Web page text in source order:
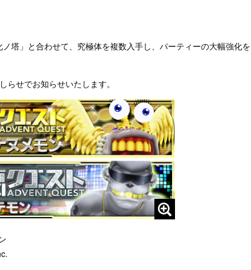
塔」と合わせて、究極体を複数入手し、パーティーの大幅強化を
せでお知らせいたします。